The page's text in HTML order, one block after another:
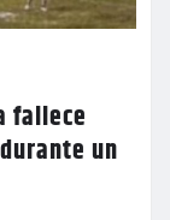
fallece
un